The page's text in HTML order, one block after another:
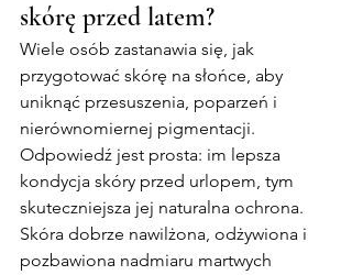
skórę przed latem?
Wiele osób zastanawia się, jak
przygotować skórę na słońce, aby
uniknąć przesuszenia, poparzeń i
nierównomiernej pigmentacji.
Odpowiedź jest prosta: im lepsza
kondycja skóry przed urlopem, tym
skuteczniejsza jej naturalna ochrona.
Skóra dobrze nawilżona, odżywiona i
pozbawiona nadmiaru martwych